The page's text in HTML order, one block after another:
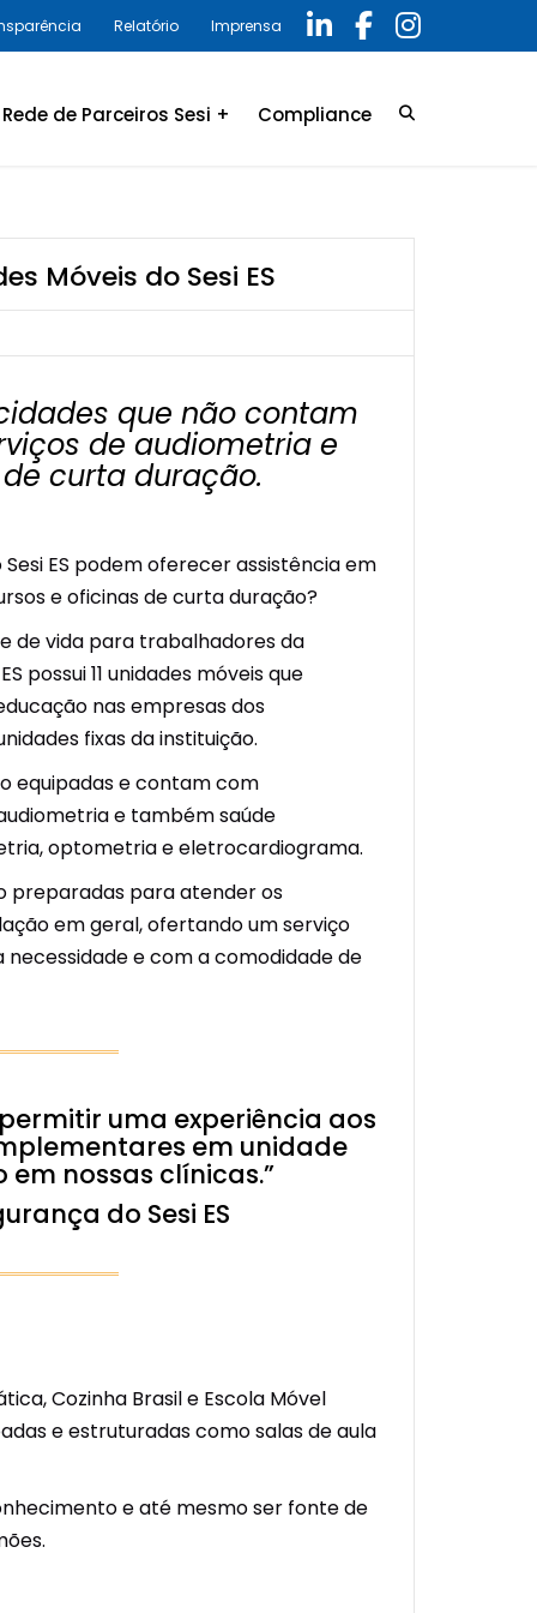
Relatório Imprensa
Rede de Parceiros Sesi + Compliance
Relatório Anual 2025 –
Programa de Compliance
Móveis do Sesi ES
que não contam
de audiometria e
curta duração.
ES podem oferecer assistência em
e oficinas de curta duração?
de vida para trabalhadores da
possui 11 unidades móveis que
nas empresas dos
fixas da instituição.
equipadas e contam com
e também saúde
optometria e eletrocardiograma.
preparadas para atender os
em geral, ofertando um serviço
e com a comodidade de
uma experiência aos
em unidade
nossas clínicas.”
do Sesi ES
Cozinha Brasil e Escola Móvel
e estruturadas como salas de aula
e até mesmo ser fonte de